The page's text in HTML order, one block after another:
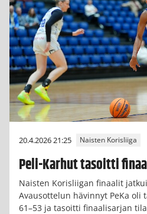
20.4.2026 21:25 Naisten Korisliiga
Peli-Karhut tasoitti
Naisten Korisliigan finaalit
Avausottelun hävinnyt PeKa oli
61–53 ja tasoitti finaalisarjan